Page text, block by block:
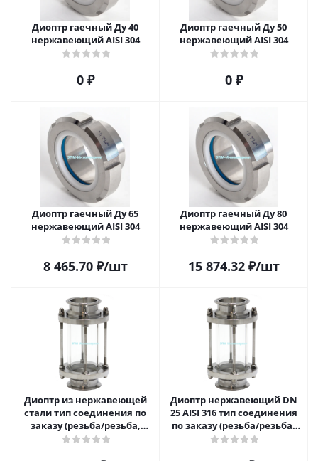
Диоптр гаечный Ду 40
нержавеющий AISI 304
0 ₽
Диоптр гаечный Ду 50
нержавеющий AISI 304
0 ₽
Диоптр гаечный Ду 65
нержавеющий AISI 304
8 465.70₽/шт
Диоптр гаечный Ду 80
нержавеющий AISI 304
15 874.32₽/шт
Диоптр из нержавеющей
стали тип соединения по
заказу (резьба/резьба,
сварка/сварка, кламп/
Диоптр нержавеющий DN
25 AISI 316 тип соединения
по заказу (резьба/резьба,
сварка/сварка, кламп/